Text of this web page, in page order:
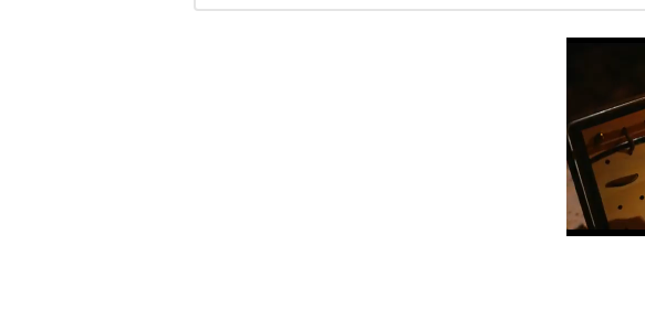
3. クリーミーな泡をプラス「ハンディビアサーバー」
飲みすぎ注意！マナーは守ろう